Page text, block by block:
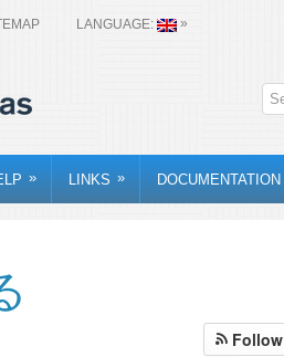
LANGUAGE: »
» LINKS » DOCUMENTATION
Follow